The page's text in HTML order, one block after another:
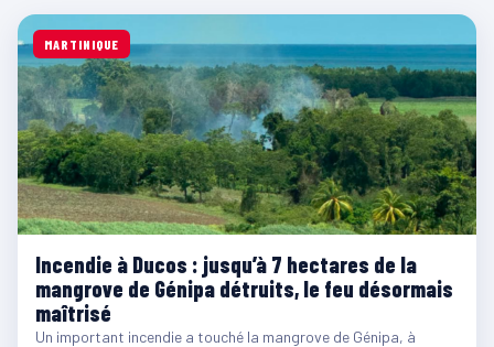
MARTINIQUE
Incendie à Ducos : jusqu’à 7 hectares de la
mangrove de Génipa détruits, le feu désormais
maîtrisé
Un important incendie a touché la mangrove de Génipa, à